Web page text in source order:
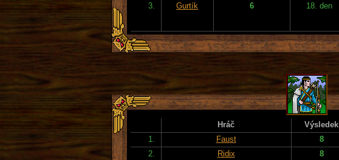
3. Gurtík 6 18. den
Hráč Výsledek
1.
Faust 8
2.
Ridix 8